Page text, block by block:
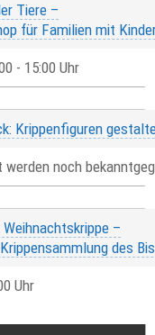
Tiere –
für Familien mit
- 15:00 Uhr
Krippenfiguren
werden noch
–
des
Uhr